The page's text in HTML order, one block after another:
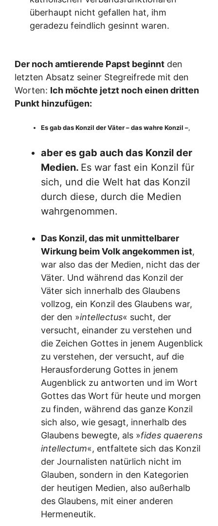
überhaupt nicht gefallen hat, ihm
geradezu feindlich gesinnt waren.
Der noch amtierende Papst beginnt den
letzten Absatz seiner Stegreifrede mit den
Worten: Ich möchte jetzt noch einen dritten
Punkt hinzufügen:
Es gab das Konzil der Väter – das wahre Konzil –,
aber es gab auch das Konzil der
Medien. Es war fast ein Konzil für
sich, und die Welt hat das Konzil
durch diese, durch die Medien
wahrgenommen.
Das Konzil, das mit unmittelbarer
Wirkung beim Volk angekommen ist,
war also das der Medien, nicht das der
Väter. Und während das Konzil der
Väter sich innerhalb des Glaubens
vollzog, ein Konzil des Glaubens war,
der den »intellectus« sucht, der
versucht, einander zu verstehen und
die Zeichen Gottes in jenem Augenblick
zu verstehen, der versucht, auf die
Herausforderung Gottes in jenem
Augenblick zu antworten und im Wort
Gottes das Wort für heute und morgen
zu finden, während das ganze Konzil
sich also, wie gesagt, innerhalb des
Glaubens bewegte, als »fides quaerens
intellectum«, entfaltete sich das Konzil
der Journalisten natürlich nicht im
Glauben, sondern in den Kategorien
der heutigen Medien, also außerhalb
des Glaubens, mit einer anderen
Hermeneutik.